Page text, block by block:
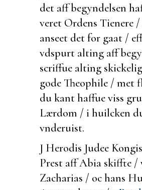
det aff begyndelsen
veret Ordens Tienere
anseet det for gaat /
vdspurt alting aff
scriffue alting
gode Theophile / met
du kant haffue viss
Lærdom / i huilcken
vnderuist.
J Herodis Judee
Prest aff Abia skiffte /
Zacharias / oc hans